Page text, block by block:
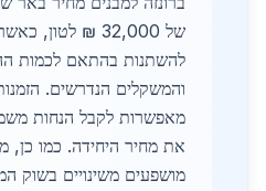
של 32,000 ₪ לטון,
להשתנות בהתאם לכמות
והמשקלים הנדרשים.
מאפשרות לקבל הנחות
את מחיר היחידה. כמו כן,
מושפעים משינויים בשוק